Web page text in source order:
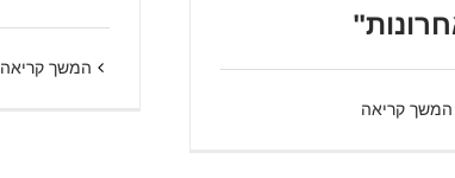
המשך קריאה
המשך קריאה